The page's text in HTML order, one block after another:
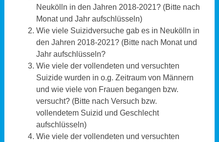
Neukölln in den Jahren 2018-2021? (Bitte nach
Monat und Jahr aufschlüsseln)
Wie viele Suizidversuche gab es in Neukölln in
den Jahren 2018-2021? (Bitte nach Monat und
Jahr aufschlüsseln?
Wie viele der vollendeten und versuchten
Suizide wurden in o.g. Zeitraum von Männern
und wie viele von Frauen begangen bzw.
versucht? (Bitte nach Versuch bzw.
vollendetem Suizid und Geschlecht
aufschlüsseln)
Wie viele der vollendeten und versuchten